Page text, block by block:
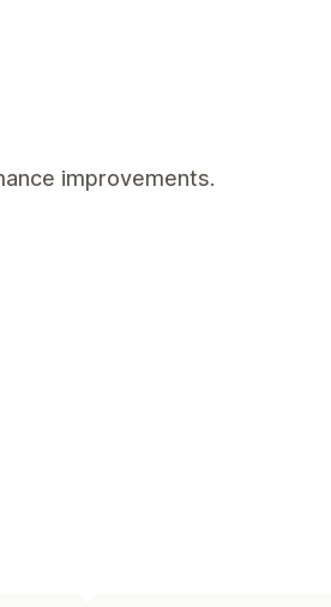
improvements.